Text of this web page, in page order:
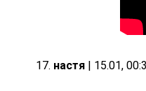
17. настя | 15.01,